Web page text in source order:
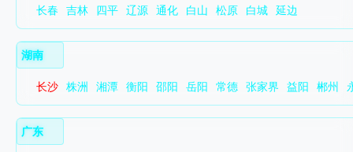
长春 吉林 四平 辽源 通化 白山 松原 白城 延边
湖南
长沙 株洲 湘潭 衡阳 邵阳 岳阳 常德 张家界 益阳 郴州
广东